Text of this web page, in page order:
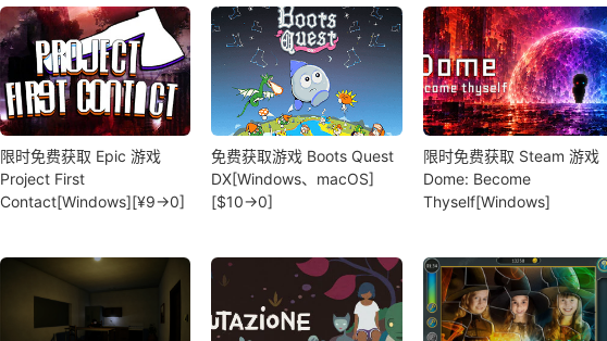
限时免费获取 Epic 游戏
Project First
Contact[Windows][¥9→0]
免费获取游戏 Boots Quest
DX[Windows、macOS]
[$10→0]
限时免费获取 Steam 游戏
Dome: Become
Thyself[Windows]